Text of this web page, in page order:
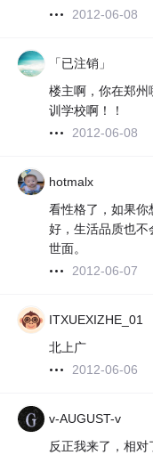
2012-06-08
「已注销」
楼主啊，你在郑
训学校啊！！
2012-06-08
hotmalx
看性格了，如果
好，生活品质也
世面。
2012-06-07
ITXUEXIZHE_01
北上广
2012-06-06
v-AUGUST-v
反正我来了，相